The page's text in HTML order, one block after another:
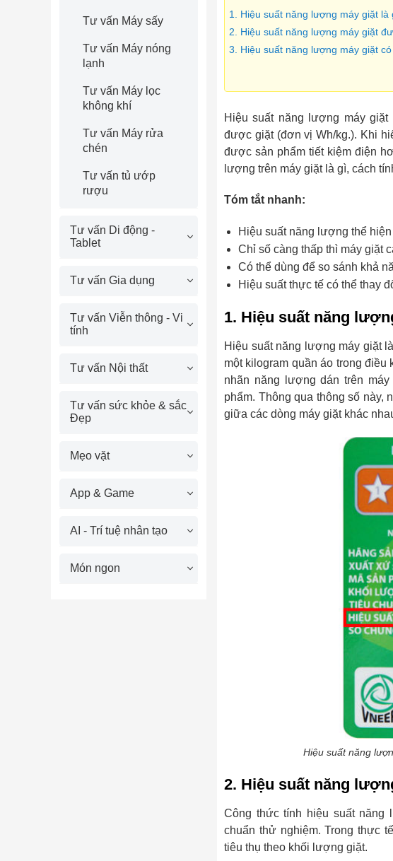
Tư vấn Máy sấy
Tư vấn Máy nóng
lạnh
Tư vấn Máy lọc
không khí
Tư vấn Máy rửa
chén
Tư vấn tủ ướp
rượu
Tư vấn Di động -
Tablet
Tư vấn Gia dụng
Tư vấn Viễn thông - Vi
tính
Tư vấn Nội thất
Tư vấn sức khỏe & sắc
Đẹp
Mẹo vặt
App & Game
AI - Trí tuệ nhân tạo
Món ngon
1. Hiệu suất năng lượng máy giặt là
2. Hiệu suất năng lượng máy giặt
3. Hiệu suất năng lượng máy giặt
Hiệu suất năng lượng máy
được giặt (đơn vị Wh/kg.). Khi
được sản phẩm tiết kiệm điện
lượng trên máy giặt là gì, cách
Tóm tắt nhanh:
Hiệu suất năng lượng thể
Chỉ số càng thấp thì máy giặt
Có thể dùng để so sánh khả
Hiệu suất thực tế có thể thay
1. Hiệu suất năng
Hiệu suất năng lượng máy giặt
một kilogram quần áo trong
nhãn năng lượng dán trên
phẩm. Thông qua thông số này,
giữa các dòng máy giặt khác
Hiệu suất năng
2. Hiệu suất năng
Công thức tính hiệu suất năng
chuẩn thử nghiệm. Trong thực
tiêu thụ theo khối lượng giặt.